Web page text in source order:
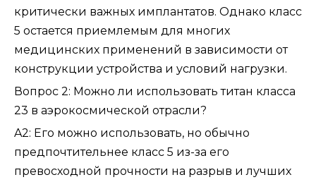
критически важных имплантатов. Однако класс
5 остается приемлемым для многих
медицинских применений в зависимости от
конструкции устройства и условий нагрузки.
Вопрос 2: Можно ли использовать титан класса
23 в аэрокосмической отрасли?
A2: Его можно использовать, но обычно
предпочтительнее класс 5 из-за его
превосходной прочности на разрыв и лучших